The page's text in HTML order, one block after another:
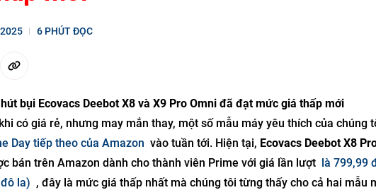
6 PHÚT ĐỌC
bụi Ecovacs Deebot X8 và X9 Pro Omni đã đạt mức giá thấp mới
có giá rẻ, nhưng may mắn thay, một số mẫu máy yêu thích của chúng
Day tiếp theo của Amazon vào tuần tới. Hiện tại, Ecovacs Deebot X8
bán trên Amazon dành cho thành viên Prime với giá lần lượt là 799,99
la) , đây là mức giá thấp nhất mà chúng tôi từng thấy cho cả hai mẫu